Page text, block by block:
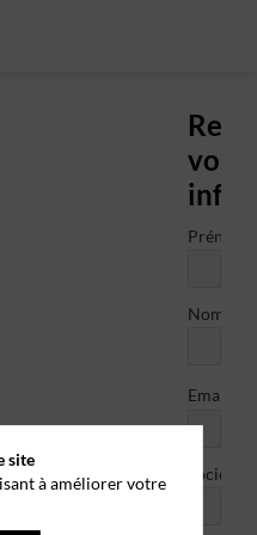
vos
Prénom
Nom
Email
Société
site
à améliorer votre